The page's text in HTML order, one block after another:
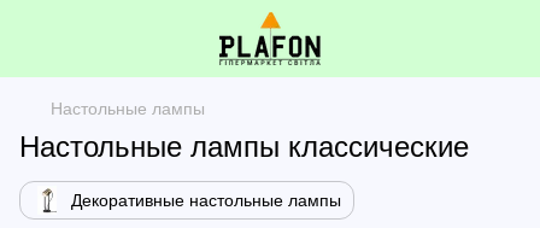
Настольные лампы
Настольные лампы классические
Декоративные настольные лампы